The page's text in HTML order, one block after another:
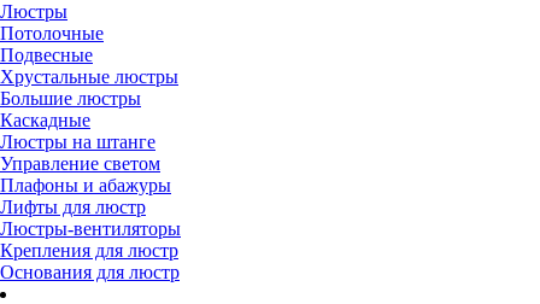
Люстры
Потолочные
Подвесные
Хрустальные люстры
Большие люстры
Каскадные
Люстры на штанге
Управление светом
Плафоны и абажуры
Лифты для люстр
Люстры-вентиляторы
Крепления для люстр
Основания для люстр